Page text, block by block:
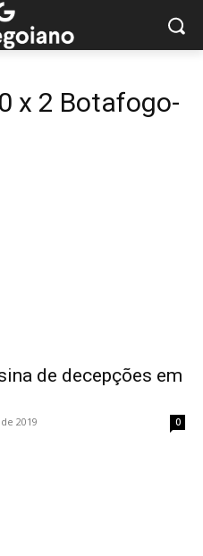
x 2 Botafogo-
de decepções em
2019 0